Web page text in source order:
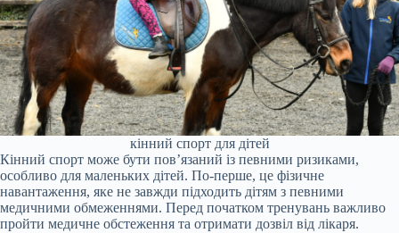
кінний спорт для дітей
Кінний спорт може бути пов’язаний із певними ризиками,
особливо для маленьких дітей. По-перше, це фізичне
навантаження, яке не завжди підходить дітям з певними
медичними обмеженнями. Перед початком тренувань важливо
пройти медичне обстеження та отримати дозвіл від лікаря.